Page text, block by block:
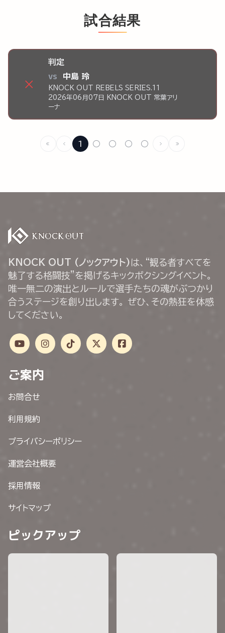
試合結果
×
判定
vs 中島 玲
KNOCK OUT REBELS SERIES.11
2026年06月07日 KNOCK OUT 常葉アリ
ーナ
1 ○ ○ ○ ○
KNOCK OUT (ノックアウト) は、“観る者すべてを
魅了する格闘技”を掲げるキックボクシングイベント。
唯一無二の演出とルールで選手たちの魂がぶつかり
合うステージを創り出します。 ぜひ、その熱狂を体感
してください。
ご案内
お問合せ
利用規約
プライバシーポリシー
運営会社概要
採用情報
サイトマップ
ピックアップ